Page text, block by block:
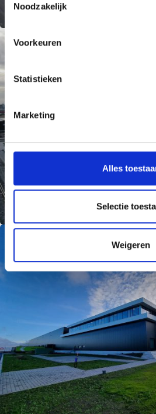
s
e
m
i
n
g
s
s
l
e
Noodzakelijk
Voorkeuren
Statistieken
Marketing
Alles
Selectie
Weigeren